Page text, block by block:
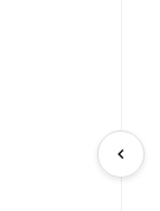
chevron_left